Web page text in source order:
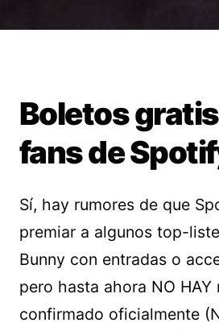
Boletos
fans de
Sí, hay rumores de que
premiar a algunos top-
Bunny con entradas o
pero hasta ahora NO HAY
confirmado oficialmente